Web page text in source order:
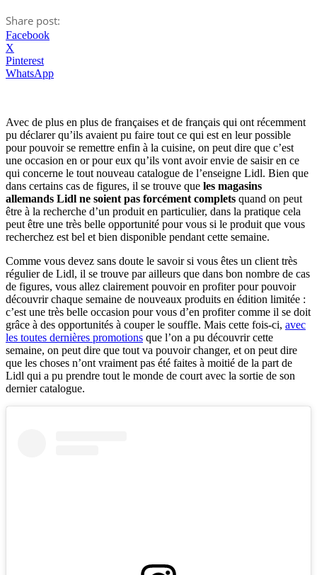
Share post:
Facebook
X
Pinterest
WhatsApp
Avec de plus en plus de françaises et de français qui ont récemment
pu déclarer qu’ils avaient pu faire tout ce qui est en leur possible
pour pouvoir se remettre enfin à la cuisine, on peut dire que c’est
une occasion en or pour eux qu’ils vont avoir envie de saisir en ce
qui concerne le tout nouveau catalogue de l’enseigne Lidl. Bien que
dans certains cas de figures, il se trouve que les magasins
allemands Lidl ne soient pas forcément complets quand on peut
être à la recherche d’un produit en particulier, dans la pratique cela
peut être une très belle opportunité pour vous si le produit que vous
recherchez est bel et bien disponible pendant cette semaine.
Comme vous devez sans doute le savoir si vous êtes un client très
régulier de Lidl, il se trouve par ailleurs que dans bon nombre de cas
de figures, vous allez clairement pouvoir en profiter pour pouvoir
découvrir chaque semaine de nouveaux produits en édition limitée :
c’est une très belle occasion pour vous d’en profiter comme il se doit
grâce à des opportunités à couper le souffle. Mais cette fois-ci, avec
les toutes dernières promotions que l’on a pu découvrir cette
semaine, on peut dire que tout va pouvoir changer, et on peut dire
que les choses n’ont vraiment pas été faites à moitié de la part de
Lidl qui a pu prendre tout le monde de court avec la sortie de son
dernier catalogue.